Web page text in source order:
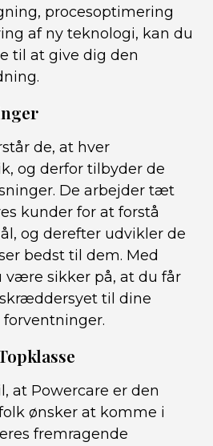
procesoptimering
af ny teknologi, kan du
til at give dig den
de, at hver
og derfor tilbyder de
De arbejder tæt
kunder for at forstå
og derefter udvikler de
bedst til dem. Med
være sikker på, at du får
til dine
at Powercare er den
ønsker at komme i
fremragende